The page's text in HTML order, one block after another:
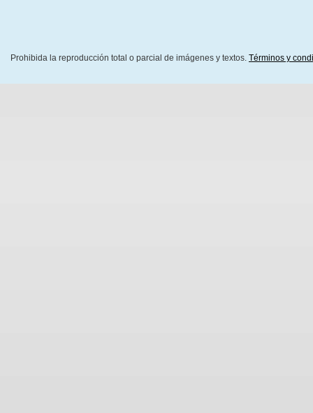
Prohibida la reproducción total o parcial de imágenes y textos. Términos y